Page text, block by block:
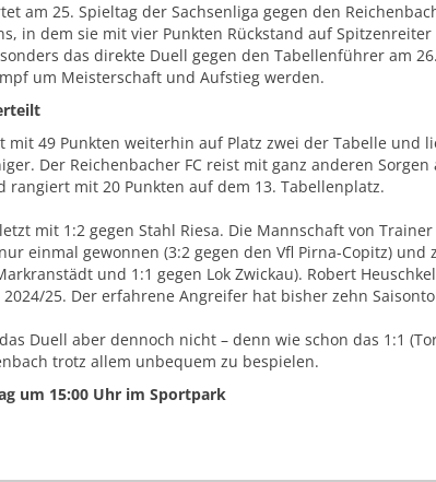
am 25. Spieltag der Sachsenliga gegen den
in dem sie mit vier Punkten Rückstand auf
das direkte Duell gegen den Tabellenführer am
um Meisterschaft und Aufstieg werden.
mit 49 Punkten weiterhin auf Platz zwei der Tabelle und
Der Reichenbacher FC reist mit ganz anderen
rangiert mit 20 Punkten auf dem 13. Tabellenplatz.
mit 1:2 gegen Stahl Riesa. Die Mannschaft von
einmal gewonnen (3:2 gegen den Vfl Pirna-Copitz)
und 1:1 gegen Lok Zwickau). Robert
2024/25. Der erfahrene Angreifer hat bisher zehn
Duell aber dennoch nicht – denn wie schon das 1:1
trotz allem unbequem zu bespielen.
um 15:00 Uhr im Sportpark